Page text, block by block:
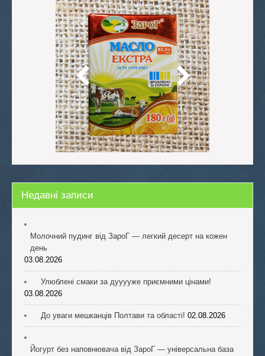
Недавні записи
Молочний пудинг від ЗароГ — легкий десерт на кожен
день
03.08.2026
Улюблені смаки за дууууже приємними цінами!
03.08.2026
До уваги мешканців Полтави та області! 02.08.2026
Йогурт без наповнювача від ЗароГ — універсальна база